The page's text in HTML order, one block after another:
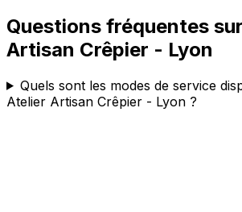
Questions fréquentes sur
Artisan Crêpier - Lyon
Quels sont les modes de service
Atelier Artisan Crêpier - Lyon ?